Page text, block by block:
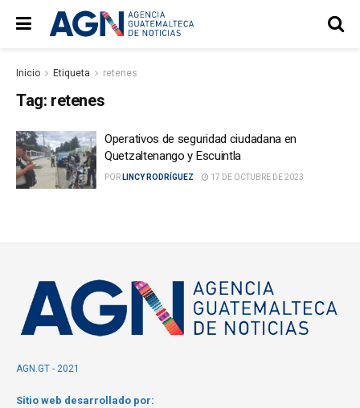
Inicio Etiqueta retenes
Tag: retenes
Operativos de seguridad ciudadana en
Quetzaltenango y Escuintla
POR LINCY RODRÍGUEZ 17 DE OCTUBRE DE 2023
AGN.GT - 2021
Sitio web desarrollado por: